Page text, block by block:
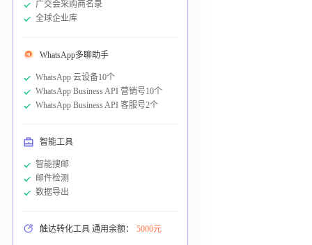
广交会采购商名录
全球企业库
WhatsApp多聊助手
WhatsApp 云设备10个
WhatsApp Business API 营销号10个
WhatsApp Business API 客服号2个
智能工具
智能搜邮
邮件检测
数据导出
触达转化工具 通用余额： 5000元